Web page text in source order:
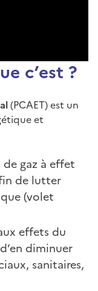
c’est ?
(PCAET) est un
et
gaz à effet
de lutter
(volet
effets du
diminuer
sanitaires,